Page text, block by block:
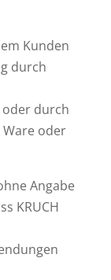
Kunden
durch
oder durch
oder
Angabe
KRUCH